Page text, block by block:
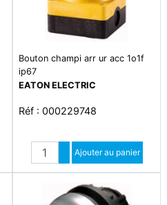
Bouton champi arr ur acc 1o1f
ip67
EATON ELECTRIC
Réf : 000229748
Quantité
Augmenter quantité
Diminuer quantité
Ajouter au panier